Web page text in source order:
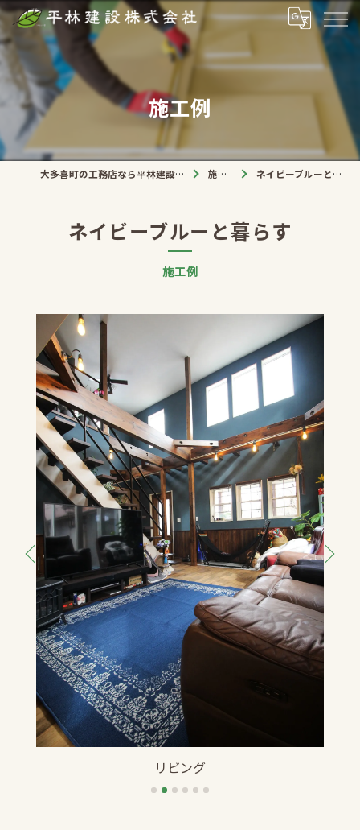
施工例
大多喜町の工務店なら平林建設株式会社 施工例 ネイビーブルーと暮らす
施工例
ネイビーブルーと暮らす
リビング